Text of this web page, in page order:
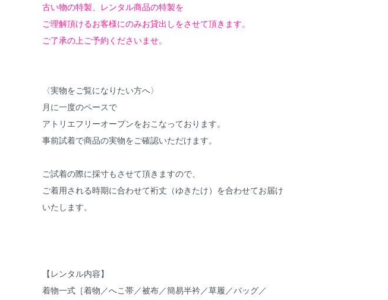
古い物の特製、レンタル商品の特製を
ご理解頂けるお客様にのみお貸出しをさせて頂きます。
ご了承の上ご予約くださいませ。
〈実物をご覧になりたい方へ〉
月に一度のペースで
アトリエフリーオープンをおこなっております。
事前試着で商品の実物をご確認いただけます。
ご試着の際に採寸もさせて頂きますので、
ご着用される時期に合わせて裄丈（ゆきたけ）を合わせてお届け
いたします。
【レンタル内容】
着物一式［着物／へこ帯／被布／簡易半衿／草履／バッグ／